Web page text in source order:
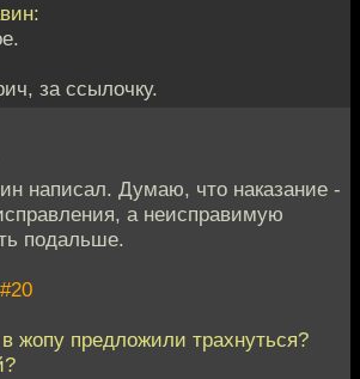
за ссылочку.
написал. Думаю, что наказание -
а неисправимую
подальше.
#20
жопу предложили трахнуться?